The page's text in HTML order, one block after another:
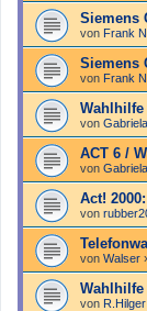
Siemens
von Frank
Siemens
von Frank
von Gabriela
ACT 6 /
von Gabriela
Act!
von
von Walser
von R.Hilger